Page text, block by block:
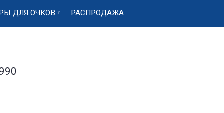
ДЛЯ ОЧКОВ РАСПРОДАЖА